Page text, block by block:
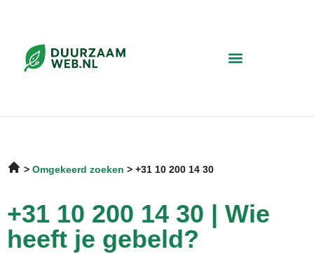
Omgekeerd zoeken +31 10 200 14 30
+31 10 200 14 30 | Wie
heeft je gebeld?